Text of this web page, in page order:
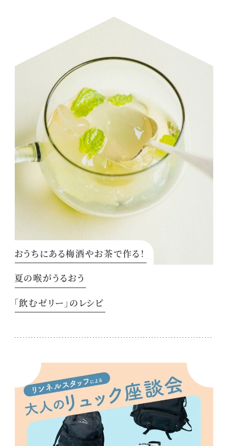
おうちにある梅酒やお茶で作る！
夏の喉がうるおう
「飲むゼリー」のレシピ